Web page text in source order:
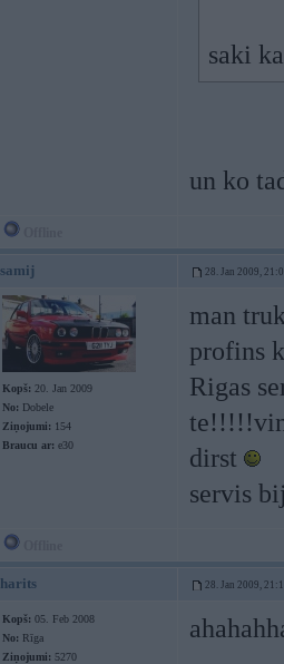
saki
un ko
samij 28. Jan 2009,
Kopš: 20. Jan 2009
No: Dobele
Ziņojumi: 154
Braucu ar: e30
man
profins
Rigas
dirst
servis
harits 28. Jan 2009,
Kopš: 05. Feb 2008
No: Rīga
Ziņojumi: 5270